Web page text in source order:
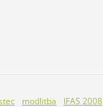
modlitba IFAS 2008